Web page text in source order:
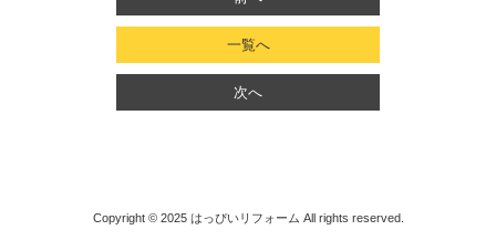
一覧へ
次へ
Copyright © 2025 はっぴいリフォーム All rights reserved.